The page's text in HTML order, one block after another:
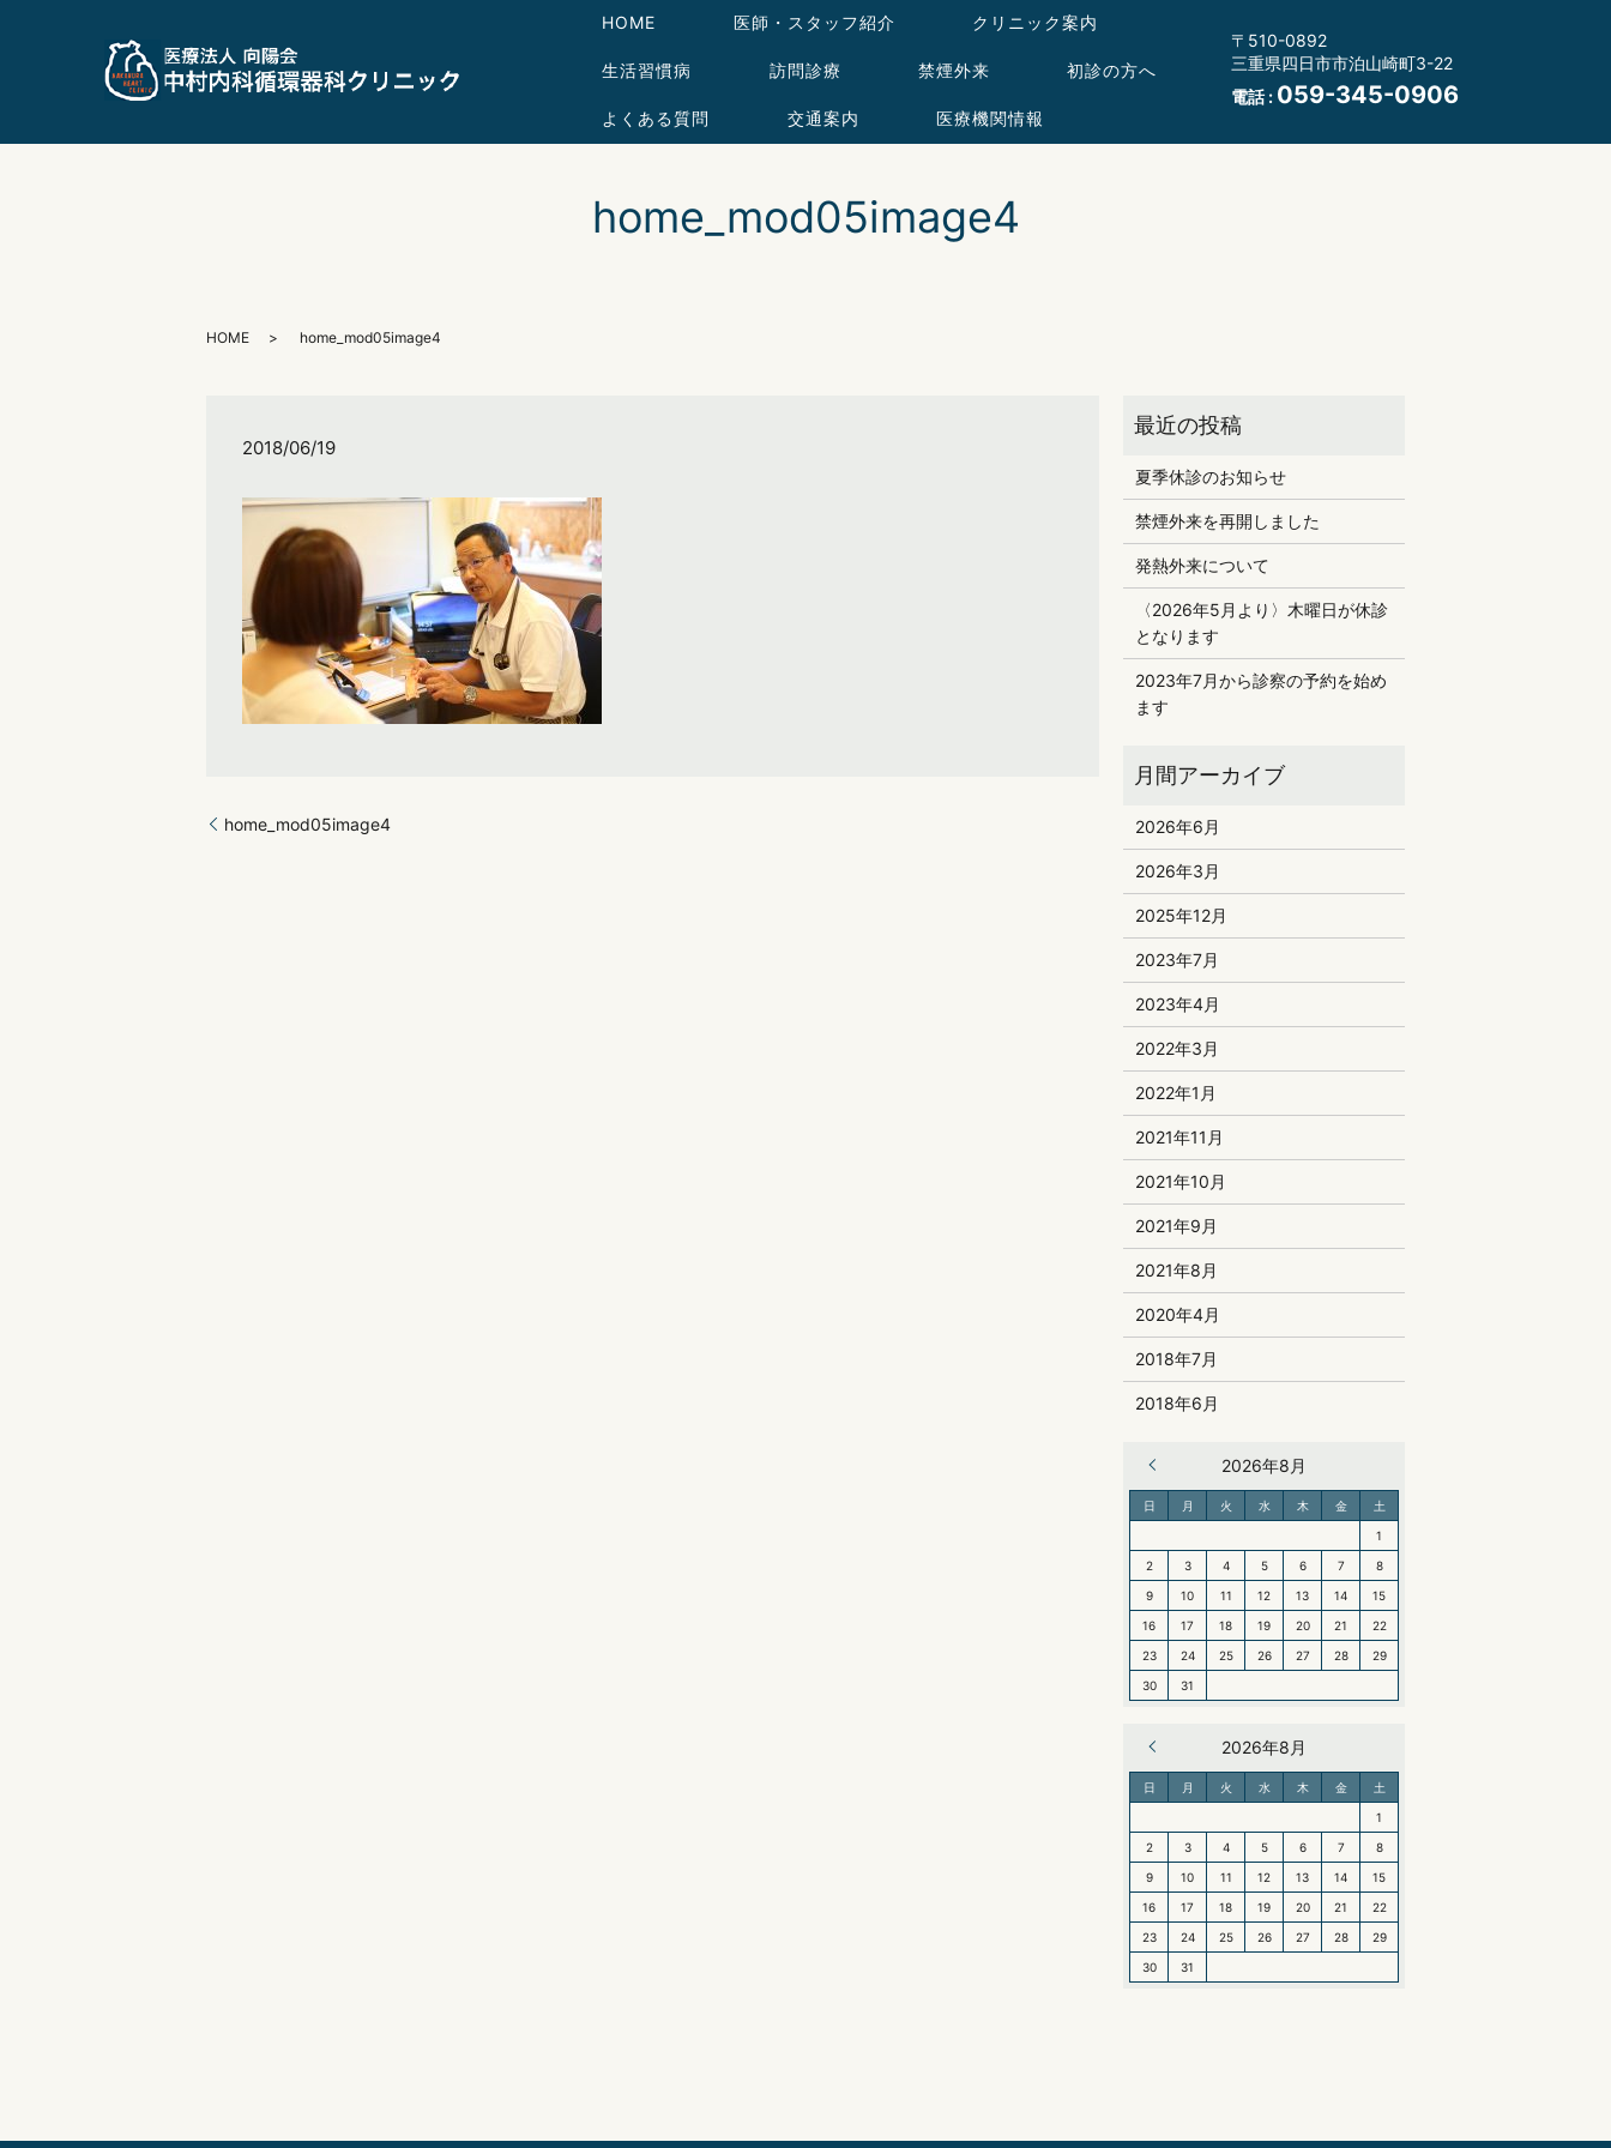
HOME 医師・スタッフ紹介 クリニック案内
生活習慣病 訪問診療 禁煙外来 初診の方へ
よくある質問 交通案内 医療機関情報
〒510-0892
三重県四日市市泊山崎町3-22
電話 : 059-345-0906
home_mod05image4
HOME home_mod05image4
2018/06/19
home_mod05image4
夏季休診のお知らせ
禁煙外来を再開しました
発熱外来について
〈2026年5月より〉木曜日が休診
となります
2023年7月から診察の予約を始め
ます
2026年6月
2026年3月
2025年12月
2023年7月
2023年4月
2022年3月
2022年1月
2021年11月
2021年10月
2021年9月
2021年8月
2020年4月
2018年7月
2018年6月
2026年8月
日 月 火 水 木 金 土
1
2 3 4 5 6 7 8
9 10 11 12 13 14 15
16 17 18 19 20 21 22
23 24 25 26 27 28 29
30 31
2026年8月
日 月 火 水 木 金 土
1
2 3 4 5 6 7 8
9 10 11 12 13 14 15
16 17 18 19 20 21 22
23 24 25 26 27 28 29
30 31